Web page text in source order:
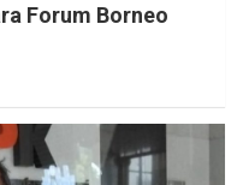
Forum Borneo